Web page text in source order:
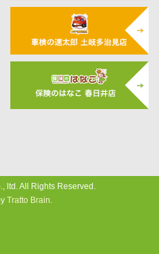
ltd. All Rights Reserved.
Tratto Brain.